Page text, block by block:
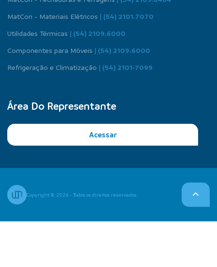
MatCon - Materiais Elétricos | (54) 2101.7070
Utilidades Térmicas | (54) 2109.6000
Componentes para Móveis | (54) 2109.6000
Refrigeração e Climatização | (54) 2101-7099
Área Do Representante
Acessar
Copyright © 2026 - Todos os direitos reservados.